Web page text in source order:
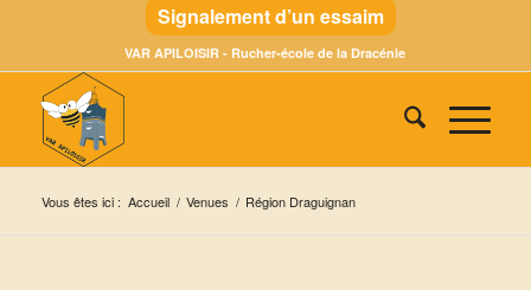
Signalement d’un essaim
VAR APILOISIR - Rucher-école de la Dracénie
Vous êtes ici : Accueil / Venues / Région Draguignan